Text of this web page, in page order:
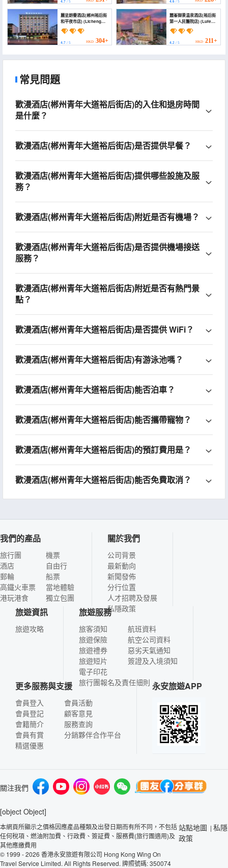
4.7 / 5 4.6/ 5
麗呈朗譽酒店(郴州裕后街
和平夜市店) (Licheng
Langyu Hotel
(Chenzhou Yuhou
Street BranchHeping
Night Marke))
4.7 / 5 HKD 304+
麓峯御景温泉酒店(裕后街
第一人民醫院店) (Lufeng
Yujing Hot Spring Hotel
(Yuhou Street First
People's Hospital))
4.2/ 5 HKD 211+
常見問題
歡漫酒店(郴州青年大道裕后街店)的入住和退房時間
是什麼？
歡漫酒店(郴州青年大道裕后街店)是否提供早餐？
歡漫酒店(郴州青年大道裕后街店)提供哪些設施及服
務？
歡漫酒店(郴州青年大道裕后街店)附近是否有機場？
歡漫酒店(郴州青年大道裕后街店)是否提供機場接送
服務？
歡漫酒店(郴州青年大道裕后街店)附近是否有熱門景
點？
歡漫酒店(郴州青年大道裕后街店)是否提供 WiFi？
歡漫酒店(郴州青年大道裕后街店)有游泳池嗎？
歡漫酒店(郴州青年大道裕后街店)能否泊車？
歡漫酒店(郴州青年大道裕后街店)能否攜帶寵物？
歡漫酒店(郴州青年大道裕后街店)的預訂費用是？
歡漫酒店(郴州青年大道裕后街店)能否免費取消？
我們的產品
旅行團
酒店
郵輪
高鐵火車票
港玩港食
機票
自由行
船票
當地體驗
獨立包團
關於我們
公司背景
最新動向
新聞發佈
分行位置
人才招聘及發展
私隱政策
旅遊資訊
旅遊攻略
旅遊服務
旅客須知
旅遊保險
旅遊禮券
旅遊短片
電子印花
航班資料
航空公司資料
惡劣天氣通知
簽證及入境須知
旅行團報名及責任細則
更多服務與支援
會員登入
會員登記
會籍簡介
會員有賞
精選優惠
會員活動
顧客意見
服務查詢
分銷夥伴合作平台
永安旅遊APP
關注我們
[object Object]
本網頁所顯示之價格因應產品種類及出發日期而有所不同，不包括
任何稅項、燃油附加費、行政費、簽証費、服務費(旅行團適用)及
其他應繳費用
© 1999 - 2026 香港永安旅遊有限公司 Hong Kong Wing On
Travel Service Limited. All Rights Reserved. 牌照號碼: 350074
站點地圖 | 私隱
政策